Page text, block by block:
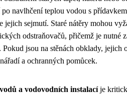
po navlhčení teplou vodou s přídavkem
jejich sejmutí. Staré nátěry mohou
odstraňovačů, přičemž je nutné
Pokud jsou na stěnách obklady, jejich
a ochranných pomůcek.
a vodovodních instalacíje